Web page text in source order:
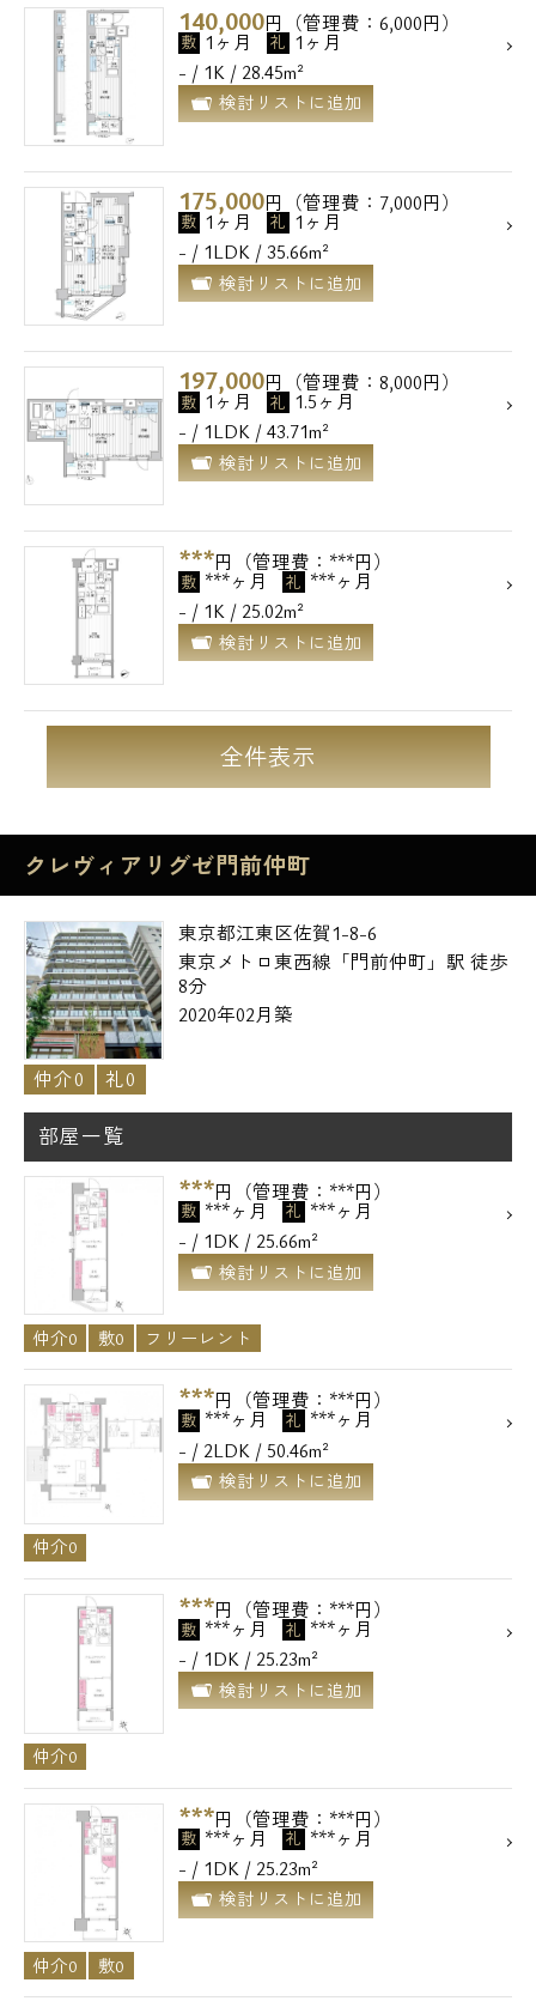
140,000円（管理費：6,000円）
敷 1ヶ月 礼 1ヶ月
- / 1K / 28.45m²
検討リストに追加
175,000円（管理費：7,000円）
敷 1ヶ月 礼 1ヶ月
- / 1LDK / 35.66m²
検討リストに追加
197,000円（管理費：8,000円）
敷 1ヶ月 礼 1.5ヶ月
- / 1LDK / 43.71m²
検討リストに追加
***円（管理費：***円）
敷 ***ヶ月 礼 ***ヶ月
- / 1K / 25.02m²
検討リストに追加
全件表示
クレヴィアリグゼ門前仲町
東京都江東区佐賀1-8-6
東京メトロ東西線「門前仲町」駅 徒歩
8分
2020年02月築
仲介0 礼0
部屋一覧
***円（管理費：***円）
敷 ***ヶ月 礼 ***ヶ月
- / 1DK / 25.66m²
検討リストに追加
仲介0 敷0 フリーレント
***円（管理費：***円）
敷 ***ヶ月 礼 ***ヶ月
- / 2LDK / 50.46m²
検討リストに追加
仲介0
***円（管理費：***円）
敷 ***ヶ月 礼 ***ヶ月
- / 1DK / 25.23m²
検討リストに追加
仲介0
***円（管理費：***円）
敷 ***ヶ月 礼 ***ヶ月
- / 1DK / 25.23m²
検討リストに追加
仲介0 敷0